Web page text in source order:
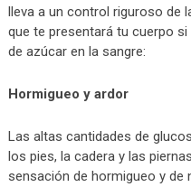
lleva a un control riguroso de
que te presentará tu cuerpo
de azúcar en la sangre:
Hormigueo y ardor
Las altas cantidades de
los pies, la cadera y las
sensación de hormigueo y de